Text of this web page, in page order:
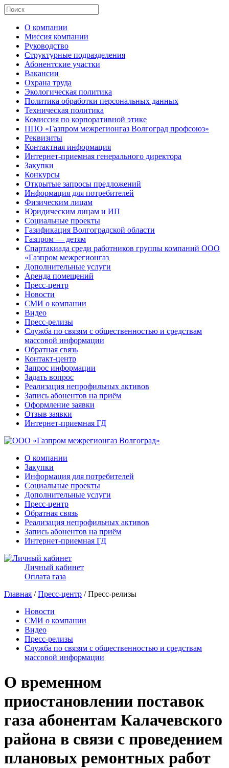
О компании
Миссия компании
Руководство
Структурные подразделения
Абонентские участки
Вакансии
Охрана труда
Экологическая политика
Политика обработки персональных данных
Техническая политика
Комиссия по корпоративной этике
ППО «Газпром межрегионгаз Волгоград профсоюз»
Реквизиты
Контактная информация
Интернет-приемная генерального директора
Закупки
Конкурсы
Открытые запросы предложений
Информация для потребителей
Физическим лицам
Юридическим лицам и ИП
Социальные проекты
Газификация Волгоградской области
Газпром — детям
Спартакиада среди работников группы компаний ООО
«Газпром межрегионгаз
Дополнительные услуги
Аренда помещений
Пресс-центр
Новости
СМИ о компании
Видео
Пресс-релизы
Служба по связям с общественностью и средствам
массовой информации
Обратная связь
Контакт-центр
Запрос информации
Задать вопрос
Реализация непрофильных активов
Запись абонентов на приём
Оформление заявки
Отзыв заявки
Интернет-приемная ГД
О компании
Закупки
Информация для потребителей
Социальные проекты
Дополнительные услуги
Пресс-центр
Обратная связь
Реализация непрофильных активов
Запись абонентов на приём
Интернет-приемная ГД
Личный кабинет
Оплата газа
Главная /Пресс-центр / Пресс-релизы
Новости
СМИ о компании
Видео
Пресс-релизы
Служба по связям с общественностью и средствам
массовой информации
О временном
приостановлении поставок
газа абонентам Калачевского
района в связи с проведением
плановых ремонтных работ